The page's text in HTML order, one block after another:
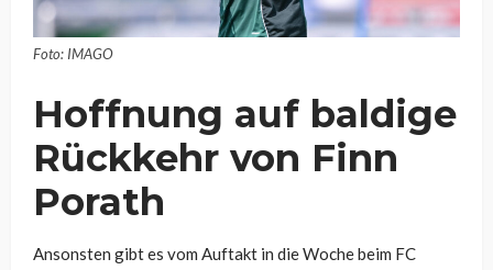
Foto: IMAGO
Hoffnung auf baldige
Rückkehr von Finn
Porath
Ansonsten gibt es vom Auftakt in die Woche beim FC